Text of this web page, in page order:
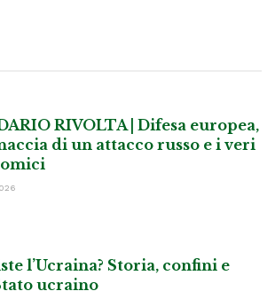
RIVOLTA | Difesa europea,
di un attacco russo e i veri
l’Ucraina? Storia, confini e
ucraino